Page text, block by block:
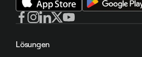
Lösungen